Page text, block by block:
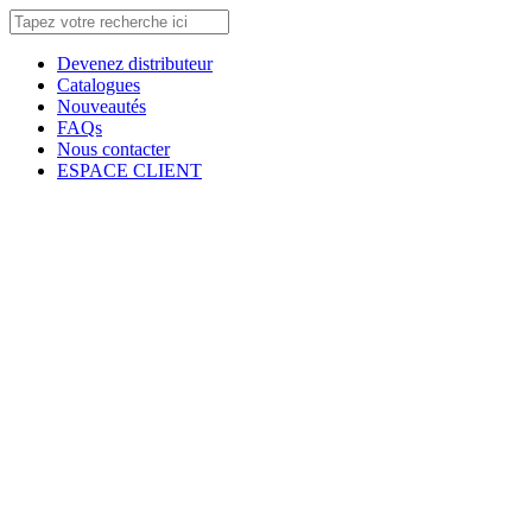
Devenez distributeur
Catalogues
Nouveautés
FAQs
Nous contacter
ESPACE CLIENT